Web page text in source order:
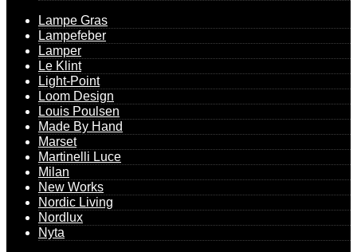
Lampe Gras
Lampefeber
Lamper
Le Klint
Light-Point
Loom Design
Louis Poulsen
Made By Hand
Marset
Martinelli Luce
Milan
New Works
Nordic Living
Nordlux
Nyta